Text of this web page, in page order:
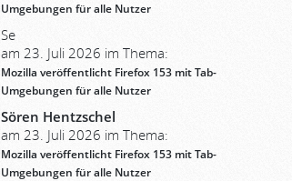
Umgebungen für alle Nutzer
Se
am 23. Juli 2026 im Thema:
Mozilla veröffentlicht Firefox 153 mit Tab-
Umgebungen für alle Nutzer
Sören Hentzschel
am 23. Juli 2026 im Thema:
Mozilla veröffentlicht Firefox 153 mit Tab-
Umgebungen für alle Nutzer